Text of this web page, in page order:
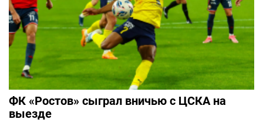
ФК «Ростов» сыграл вничью с ЦСКА на
выезде